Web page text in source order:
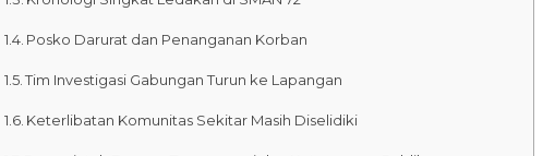
Posko Darurat dan Penanganan Korban
Tim Investigasi Gabungan Turun ke Lapangan
Keterlibatan Komunitas Sekitar Masih Diselidiki